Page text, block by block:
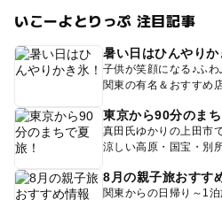
いこーよとりっぷ 注目記事
暑い日はひんやりか
子供が笑顔になる♪ふ
関東の有名＆おすすめ
東京から90分のまち
真田氏ゆかりの上田市
涼しい高原・国宝・別
8月の親子旅おすす
関東からの日帰り～1泊